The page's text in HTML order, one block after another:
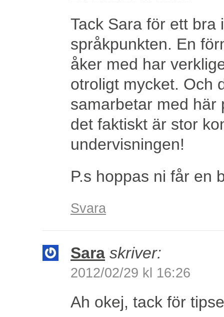
Tack Sara för ett bra
språkpunkten. En
åker med har
otroligt mycket. Och
samarbetar med här
det faktiskt är stor
undervisningen!
P.s hoppas ni får en
Svara
Sara skriver:
2012/02/29 kl 16:26
Ah okej, tack för